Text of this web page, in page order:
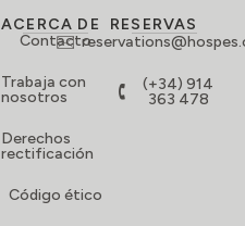
ACERCA DE
Contacto
Trabaja con
nosotros
Derechos
rectificación
Código ético
RESERVAS
(+34) 914
363 478